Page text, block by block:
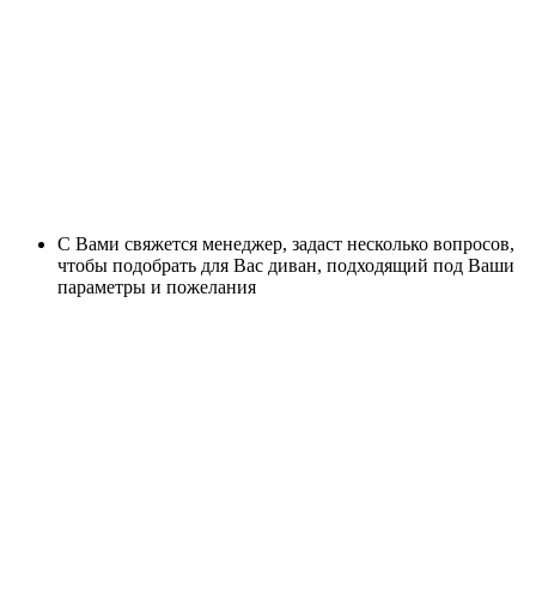
С Вами свяжется менеджер, задаст несколько вопросов,
чтобы подобрать для Вас диван, подходящий под Ваши
параметры и пожелания